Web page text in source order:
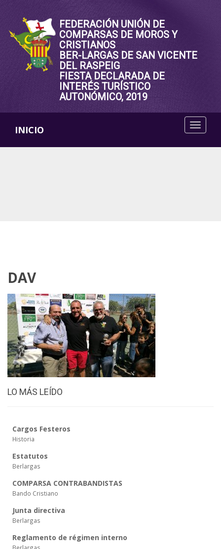
FEDERACIÓN UNIÓN DE
COMPARSAS DE MOROS Y
CRISTIANOS
BER-LARGAS DE SAN VICENTE
DEL RASPEIG
FIESTA DECLARADA DE
INTERÉS TURÍSTICO
AUTONÓMICO, 2019
INICIO
DAV
LO MÁS LEÍDO
Cargos Festeros
Historia
Estatutos
Berlargas
COMPARSA CONTRABANDISTAS
Bando Cristiano
Junta directiva
Berlargas
Reglamento de régimen interno